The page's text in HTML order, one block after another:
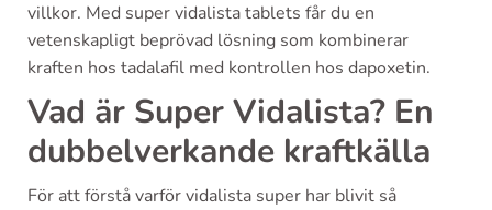
villkor. Med super vidalista tablets får du en
vetenskapligt beprövad lösning som kombinerar
kraften hos tadalafil med kontrollen hos dapoxetin.
Vad är Super Vidalista? En
dubbelverkande kraftkälla
För att förstå varför vidalista super har blivit så